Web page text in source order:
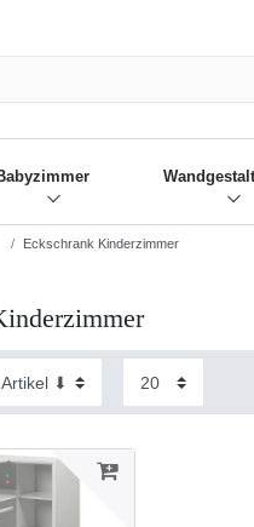
Eckschrank Kinderzimmer